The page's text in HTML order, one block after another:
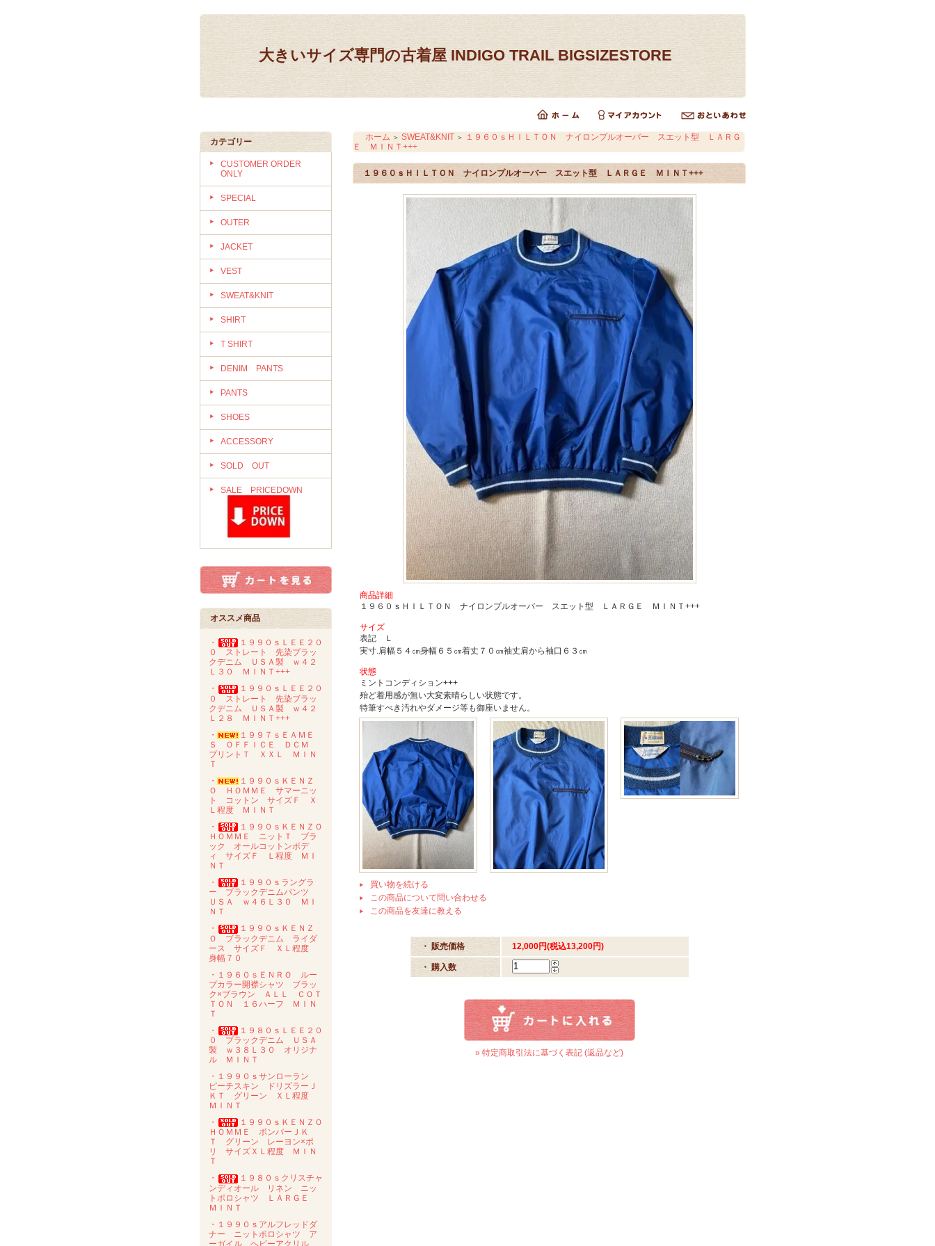
大きいサイズ専門の古着屋 INDIGO TRAIL BIGSIZESTORE
カテゴリー
CUSTOMER ORDER
ONLY
SPECIAL
OUTER
JACKET
VEST
SWEAT&KNIT
SHIRT
T SHIRT
DENIM PANTS
PANTS
SHOES
ACCESSORY
SOLD OUT
SALE PRICEDOWN
オススメ商品
・
１９９０ｓＬＥＥ２０
０ ストレート 先染ブラッ
クデニム ＵＳＡ製 ｗ４２
Ｌ３０ ＭＩＮＴ+++
・
１９９０ｓＬＥＥ２０
０ ストレート 先染ブラッ
クデニム ＵＳＡ製 ｗ４２
Ｌ２８ ＭＩＮＴ+++
・
１９９７ｓＥＡＭＥ
Ｓ ＯＦＦＩＣＥ ＤＣＭ
プリントＴ ＸＸＬ ＭＩＮ
Ｔ
・
１９９０ｓＫＥＮＺ
Ｏ ＨＯＭＭＥ サマーニッ
ト コットン サイズＦ Ｘ
Ｌ程度 ＭＩＮＴ
・
１９９０ｓＫＥＮＺＯ
ＨＯＭＭＥ ニットＴ ブラ
ック オールコットンボデ
ィ サイズＦ Ｌ程度 ＭＩ
ＮＴ
・
１９９０ｓラングラ
ー ブラックデニムパンツ
ＵＳＡ ｗ４６Ｌ３０ ＭＩ
ＮＴ
・
１９９０ｓＫＥＮＺ
Ｏ ブラックデニム ライダ
ース サイズＦ ＸＬ程度
身幅７０
・１９６０ｓＥＮＲＯ ルー
プカラー開襟シャツ ブラッ
ク×ブラウン ＡＬＬ ＣＯＴ
ＴＯＮ １６ハーフ ＭＩＮ
Ｔ
・
１９８０ｓＬＥＥ２０
０ ブラックデニム ＵＳＡ
製 ｗ３８Ｌ３０ オリジナ
ル ＭＩＮＴ
・１９９０ｓサンローラン
ピーチスキン ドリズラーＪ
ＫＴ グリーン ＸＬ程度
ＭＩＮＴ
・
１９９０ｓＫＥＮＺＯ
ＨＯＭＭＥ ボンバーＪＫ
Ｔ グリーン レーヨン×ポ
リ サイズＸＬ程度 ＭＩＮ
Ｔ
・
１９８０ｓクリスチャ
ンディオール リネン ニッ
トポロシャツ ＬＡＲＧＥ
ＭＩＮＴ
・１９９０ｓアルフレッドダ
ナー ニットポロシャツ ア
ーガイル ヘビーアクリル
ホーム ＞ SWEAT&KNIT ＞
１９６０ｓＨＩＬＴＯＮ ナイロンプルオーバー スエット型 ＬＡＲＧ
Ｅ ＭＩＮＴ+++
１９６０ｓＨＩＬＴＯＮ ナイロンプルオーバー スエット型 ＬＡＲＧＥ ＭＩＮＴ+++
商品詳細
１９６０ｓＨＩＬＴＯＮ ナイロンプルオーバー スエット型 ＬＡＲＧＥ ＭＩＮＴ+++
サイズ
表記 Ｌ
実寸.肩幅５４㎝身幅６５㎝着丈７０㎝袖丈肩から袖口６３㎝
状態
ミントコンディション+++
殆ど着用感が無い大変素晴らしい状態です。
特筆すべき汚れやダメージ等も御座いません。
買い物を続ける
この商品について問い合わせる
この商品を友達に教える
・ 販売価格 12,000円(税込13,200円)
・ 購入数
» 特定商取引法に基づく表記 (返品など)